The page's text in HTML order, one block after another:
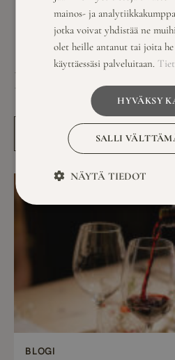
LUE MYÖS
KATSO KAIKKI
BLOGI
mainos- ja
jotka voivat yhdistää ne
olet heille antanut tai joita
käyttäessäsi palveluitaan.
HYVÄKSY
SALLI
NÄYTÄ TIEDOT